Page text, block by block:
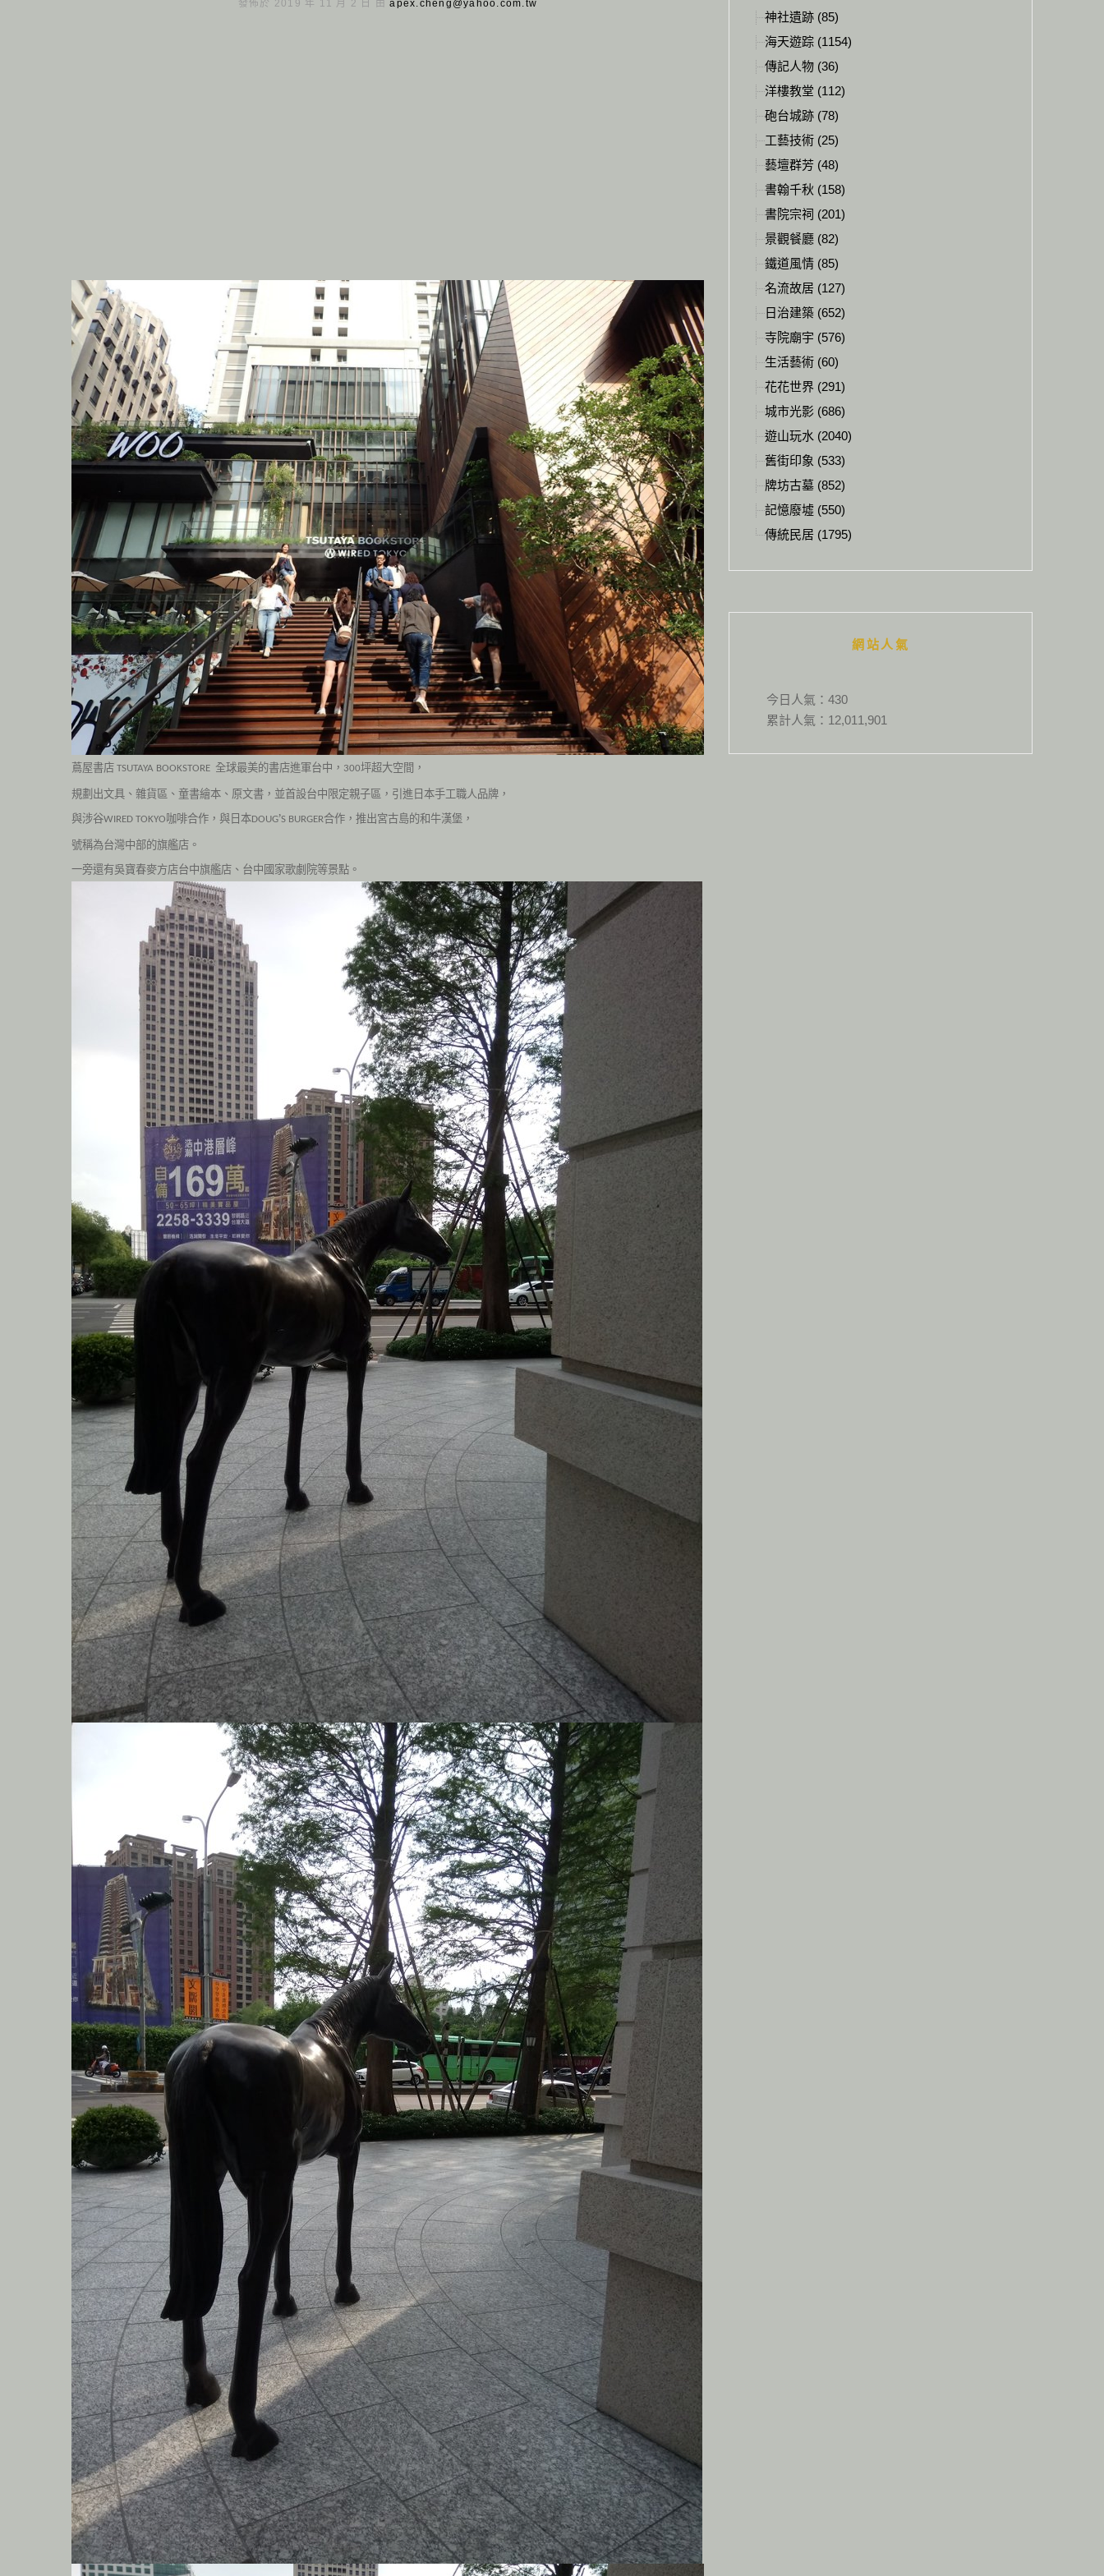
發佈於 2019 年 11 月 2 日 由apex.cheng@yahoo.com.tw
蔦屋書店 TSUTAYA BOOKSTORE 全球最美的書店進軍台中， 300坪超大空間，
規劃出文具、雜貨區、童書繪本、原文書，並首設台中限定親子區，引進日本手工職人品牌，
與涉谷WIRED TOKYO咖啡合作，與日本DOUG’S BURGER合作，推出宮古島的和牛漢堡，
號稱為台灣中部的旗艦店。
一旁還有吳寶春麥方店台中旗艦店、台中國家歌劇院等景點。
神社遺跡 (85)
海天遊踪 (1154)
傳記人物 (36)
洋樓教堂 (112)
砲台城跡 (78)
工藝技術 (25)
藝壇群芳 (48)
書翰千秋 (158)
書院宗祠 (201)
景觀餐廳 (82)
鐵道風情 (85)
名流故居 (127)
日治建築 (652)
寺院廟宇 (576)
生活藝術 (60)
花花世界 (291)
城市光影 (686)
遊山玩水 (2040)
舊街印象 (533)
牌坊古墓 (852)
記憶廢墟 (550)
傳統民居 (1795)
網站人氣
今日人氣： 430
累計人氣： 12,011,901